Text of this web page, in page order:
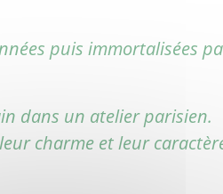
puis immortalisées
dans un atelier parisien.
charme et leur